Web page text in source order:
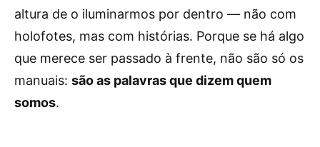
altura de o iluminarmos por dentro — não com
holofotes, mas com histórias. Porque se há algo
que merece ser passado à frente, não são só os
manuais: são as palavras que dizem quem
somos.